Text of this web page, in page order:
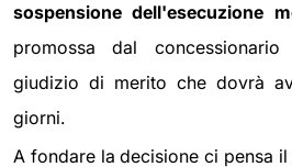
sospensione dell'esecuzione
promossa dal
giudizio di merito che dovrà
giorni.
A fondare la decisione ci pensa